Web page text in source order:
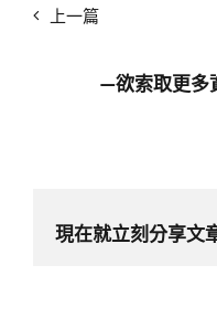
上一篇
—欲索取更多
現在就立刻分享文